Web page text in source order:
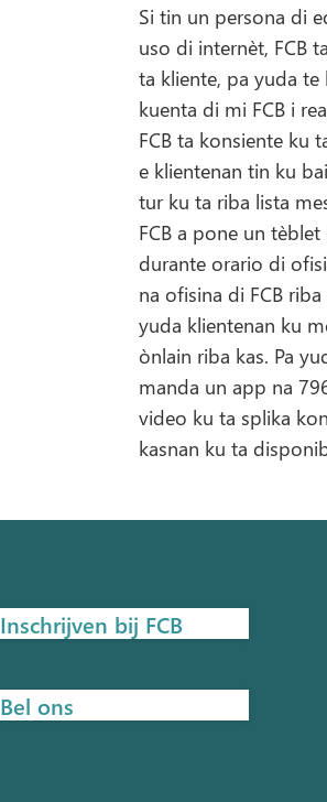
Si tin un persona di
uso di internèt, FCB
ta kliente, pa yuda
kuenta di mi FCB i
FCB ta konsiente ku
e klientenan tin ku
tur ku ta riba lista
FCB a pone un
durante orario di
na ofisina di FCB
yuda klientenan ku
ònlain riba kas. Pa
manda un app na
video ku ta splika
kasnan ku ta
Inschrijven bij FCB
Bel ons